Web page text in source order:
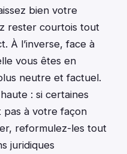
bien votre
rester courtois tout
À l’inverse, face à
vous êtes en
neutre et factuel.
: si certaines
à votre façon
reformulez-les tout
juridiques